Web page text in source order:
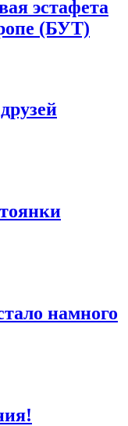
эстафета
(БУТ)
намного